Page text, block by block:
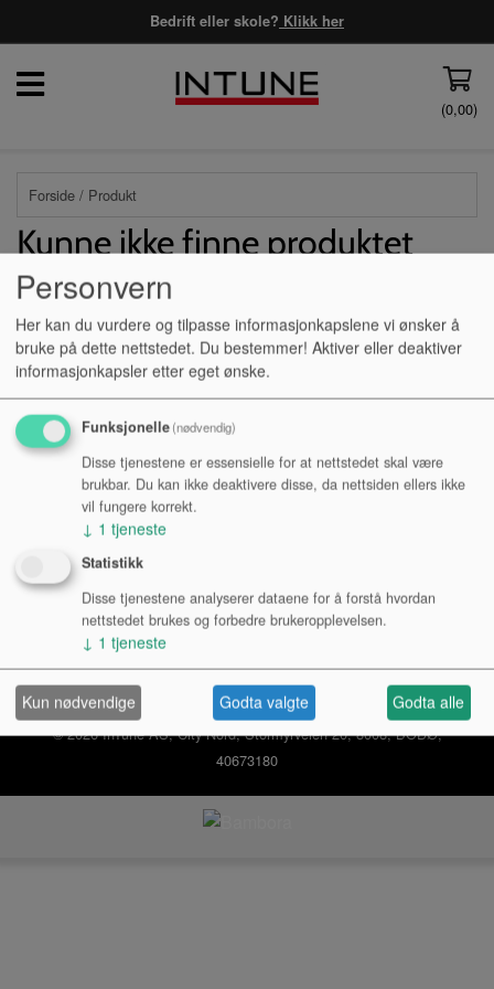
Bedrift eller skole? Klikk her
(0,00)
Forside / Produkt
Kunne ikke finne produktet
Forside
Mine sider
Logg inn privatperson
Logg inn bedrift
Kjøpsbetingelser Personvernerklæring
© 2026 InTune AS, City Nord, Stormyrveien 20, 8008, BODØ,
40673180
Personvern
Her kan du vurdere og tilpasse informasjonkapslene vi ønsker å
bruke på dette nettstedet. Du bestemmer! Aktiver eller deaktiver
informasjonkapsler etter eget ønske.
Funksjonelle(nødvendig)
Disse tjenestene er essensielle for at nettstedet skal være
brukbar. Du kan ikke deaktivere disse, da nettsiden ellers ikke
vil fungere korrekt.
↓ 1 tjeneste
Statistikk
Disse tjenestene analyserer dataene for å forstå hvordan
nettstedet brukes og forbedre brukeropplevelsen.
↓ 1 tjeneste
Kun nødvendige Godta valgte Godta alle